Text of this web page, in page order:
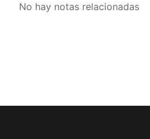
No hay notas relacionadas